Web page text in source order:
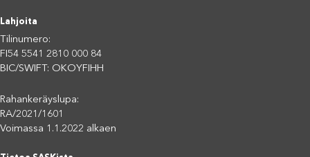
Lahjoita
Tilinumero:
FI54 5541 2810 000 84
BIC/SWIFT: OKOYFIHH
Rahankeräyslupa:
RA/2021/1601
Voimassa 1.1.2022 alkaen